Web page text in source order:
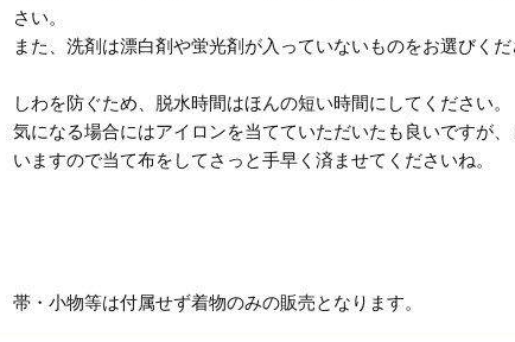
さい。
また、洗剤は漂白剤や蛍光剤が入っていないものをお選びくだ
しわを防ぐため、脱水時間はほんの短い時間にしてください。
気になる場合にはアイロンを当てていただいたも良いですが
いますので当て布をしてさっと手早く済ませてくださいね。
帯・小物等は付属せず着物のみの販売となります。